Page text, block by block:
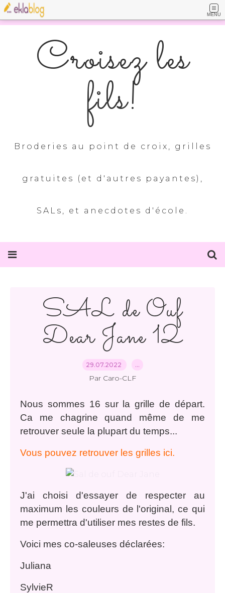
MENU
Croisez les
fils!
Broderies au point de croix, grilles
gratuites (et d'autres payantes),
SALs, et anecdotes d'école.
SAL de Ouf
Dear Jane 12
29.07.2022 …
Par Caro-CLF
Nous sommes 16 sur la grille de départ.
Ca me chagrine quand même de me
retrouver seule la plupart du temps...
Vous pouvez retrouver les grilles ici.
J'ai choisi d'essayer de respecter au
maximum les couleurs de l'original, ce qui
me permettra d'utiliser mes restes de fils.
Voici mes co-saleuses déclarées:
Juliana
SylvieR